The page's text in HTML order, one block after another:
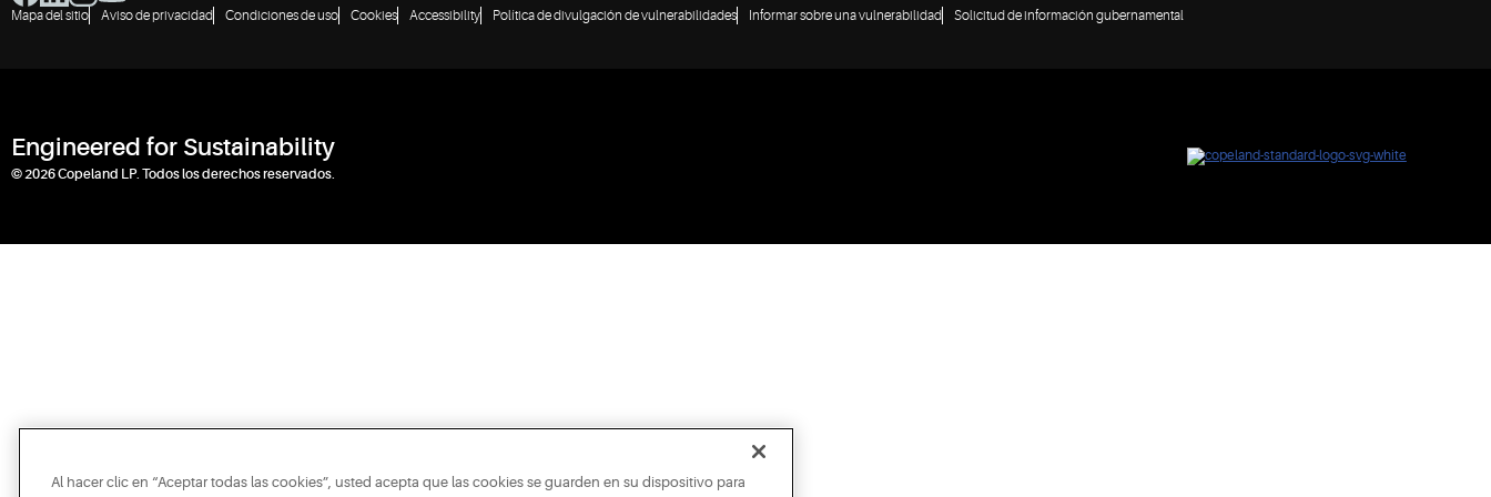
Mapa del sitio Aviso de privacidad Condiciones de uso Cookies Accessibility Política de divulgación de vulnerabilidades Informar sobre una vulnerabilidad Solicitud de información gubernamental
Engineered for Sustainability
© 2026 Copeland LP. Todos los derechos reservados.
Al hacer clic en “Aceptar todas las cookies”, usted acepta que las cookies se guarden en su dispositivo para